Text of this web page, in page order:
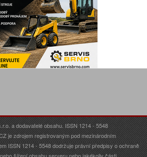
a dodavatelé obsahu. ISSN 1214 - 5548
je zdrojem registrovaným pod mezinárodním
ISSN 1214 - 5548 dodržuje právní předpisy o ochraně